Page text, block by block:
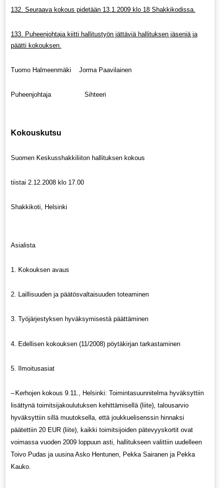
132. Seuraava kokous pidetään 13.1.2009 klo 18 Shakkikodissa.
133. Puheenjohtaja kiitti hallitustyön jättäviä hallituksen jäseniä ja
päätti kokouksen.
Tuomo Halmeenmäki Jorma Paavilainen
Puheenjohtaja Sihteeri
Kokouskutsu
Suomen Keskusshakkiliiton hallituksen kokous
tiistai 2.12.2008 klo 17.00
Shakkikoti, Helsinki
Asialista
1. Kokouksen avaus
2. Laillisuuden ja päätösvaltaisuuden toteaminen
3. Työjärjestyksen hyväksymisestä päättäminen
4. Edellisen kokouksen (11/2008) pöytäkirjan tarkastaminen
5. Ilmoitusasiat
– Kerhojen kokous 9.11., Helsinki: Toimintasuunnitelma hyväksyttiin
lisättynä toimitsijakoulutuksen kehittämisellä (liite), talousarvio
hyväksyttiin sillä muutoksella, että joukkuelisenssin hinnaksi
päätettiin 20 EUR (liite), kaikki toimitsijoiden pätevyyskortit ovat
voimassa vuoden 2009 loppuun asti, hallitukseen valittiin uudelleen
Toivo Pudas ja uusina Asko Hentunen, Pekka Sairanen ja Pekka
Kauko.